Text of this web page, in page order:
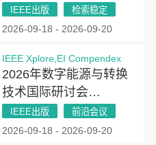
2026）
IEEE出版 检索稳定
2026-09-18 - 2026-09-20
IEEE Xplore,EI Compendex
2026年数字能源与转换
技术国际研讨会
（DECT 2026）
IEEE出版 前沿会议
2026-09-18 - 2026-09-20